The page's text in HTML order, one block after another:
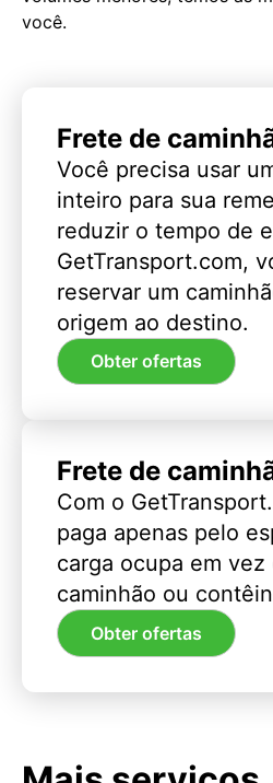
você.
Frete de
Você precisa usar
inteiro para sua
reduzir o tempo de
GetTransport.com,
reservar um
origem ao destino.
Obter ofertas
Frete de
Com o
paga apenas pelo
carga ocupa em
caminhão ou
Obter ofertas